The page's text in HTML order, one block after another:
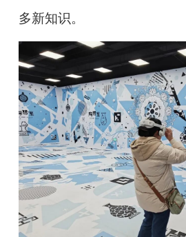
多新知识。